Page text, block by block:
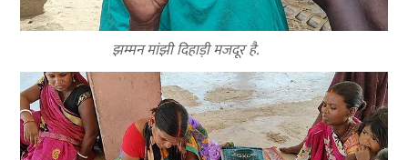
झम्मन मांझी दिहाड़ी मजदूर है.